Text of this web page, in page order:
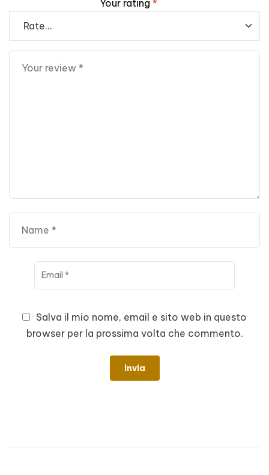
Your rating *
Salva il mio nome, email e sito web in questo
browser per la prossima volta che commento.